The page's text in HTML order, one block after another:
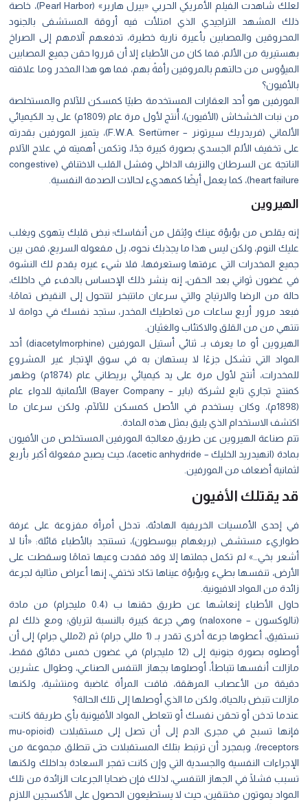
لعلك شاهدت الفيلم الأمريكي الحربي «بيرل هاربر» (Pearl Harbor)، خاصة
ذلك المشهد التراجيدي الذي امتلأت فيه أروقة المستشفى بالجنود
المحروقين والمصابين بأعيرة نارية خطيرة، تدفعهم آلامهم إلى الصراخ
بهستيرية من الألم، فما كان من الأطباء إلا أن قرروا حقن جميع المصابين
الميؤوس من حالتهم بالمروفين رأفةً بهم، فما هو هذا المخدر وما علاقته
بالأفيون؟
المورفين هو أحد العقارات المستخدمة طبيًا كمسكن للآلام والمستخلصة
من نبات الخشخاش (الأفيون)، أُنتج لأول مرة عام (1809م) على يد الكيميائي
الألماني (فريدريك سيرتونر – F.W.A. Sertürner)، يتميز المورفين بقدرته
على تخفيف الألم الجسدي بصورة كبيرة جدًا، وتكمن أهميته في علاج الآلام
الناتجة عن السرطان والنزيف الداخلي وفشل القلب الاختناقي (congestive
heart failure)، كما يعمل أيضًا كمهديء لحالات الصدمة النفسية.
الهيروين
إنه يقلص من بؤبؤة عينك ويُثقل من أنفاسك؛ نبض قلبك يتهوى ويغلب
عليك النوم، ولكن ليس هذا ما يجذبك نحوه، بل مفعوله السريع، فمن بين
جميع المخدرات التي عرفتها وستعرفها، فلا شيء غيره يقدم لك النشوة
في غضون ثواني بعد الحقن، إنه ينشر ذلك الإحساس بالدفء في داخلك،
حالة من الرضا والارتياح والتي سرعان ماتتبخر لتتحول إلى النقيض تمامًا؛
فبعد مرور أربع ساعات من تعاطيك المخدر، ستجد نفسك في دوامة لا
تنتهي من من القلق والاكتئاب والغثيان.
الهيروين أو ما يعرف بـ ثنائي أستيل المورفين (diacetylmorphine) أحد
المواد التي تشكل جزءًا لا يستهان به في سوق الإتجار غير المشروع
للمخدرات، أنتج لأول مرة على يد كيميائي بريطاني عام (1874م) وظهر
كمنتج تجاري تابع لشركة (باير –Bayer Company) الألمانية للدواء عام
(1898م)، وكان يستخدم في الأصل كمسكن للآلآم، ولكن سرعان ما
اكتشف الاستخدام الذي يليق بمثل هذه المادة.
تتم صناعة الهيروين عن طريق معالجة المورفين المستخلص من الأفيون
بمادة (انهيدريد الخليك – acetic anhydride)، حيث يصبح مفعولة أكبر بأربع
لثمانية أضعاف من المورفين.
قد يقتلك الأفيون
في إحدى الأمسيات الخريفية الهادئة، تدخل أمرأة مفزوعة على غرفة
طواريء مستشفى (بريغهام ببوسطون)، تستنجد بالأطباء قائلة: «أنا لا
أشعر بخي…» لم تكمل جملتها إلا وقد فقدت وعيها تمامًا وسقطت على
الأرض، تنفسها بطيء وبؤبؤة عيناها تكاد تختفي، إنها أعراض مثالية لجرعة
زائدة من المواد الافيونية.
حاول الأطباء إنعاشها عن طريق حقنها ب (0.4 مليجرام) من مادة
(نالوكسون – naloxone) وهي جرعة كبيرة بالنسبة لترياق؛ ومع ذلك لم
تستفيق، أعطوها جرعة أخرى تقدر بـ (1 مللي جرام) ثم (2مللي جرام) إلى أن
أوصلوه بصورة جنونية إلى (12 مليجرام) في غضون خمس دقائق فقط،
مازالت أنفسها تتباطأ، أوصلوها بجهاز التنفس الصناعي، وطوال عشرين
دقيقة من الأعصاب المرهَقة، فاقت المرأة غاضبة ومنتشية، ولكنها
مازالت تنبض بالحياة، ولكن ما الذي أوصلها إلى تلك الحالة؟
عندما تدخن أو تحقن نفسك أو تتعاطى المواد الأفيونية بأي طريقة كانت؛
فإنها تسبح في مجرى الدم إلى أن تصل إلى مستقبلات (mu-opioid
receptors)، وبمجرد أن ترتبط بتلك المستقبلات حتى تنطلق مجموعة من
الإجراءات النفسية والجسدية التي وإن كانت تفجر السعادة بداخلك ولكنها
تسبب فشلًا في الجهاز التنفسي، لذلك فإن ضحايا الجرعات الزائدة من تلك
المواد يموتون مختنقين، حيث لا يستطيعون الحصول على الأكسجين اللازم